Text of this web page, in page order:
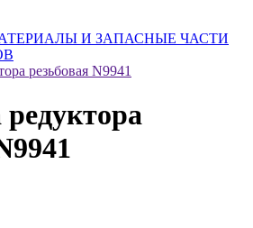
И ЗАПАСНЫЕ ЧАСТИ
резьбовая N9941